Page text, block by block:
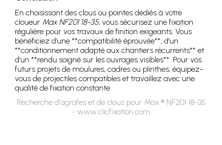
En choisissant des clous ou pointes dédiés à votre
cloueur Max NF201 18-35, vous sécurisez une fixation
régulière pour vos travaux de finition exigeants. Vous
bénéficiez d’une **compatibilité éprouvée**, d’un
**conditionnement adapté aux chantiers récurrents** et
d’un **rendu soigné sur les ouvrages visibles**. Pour vos
futurs projets de moulures, cadres ou plinthes, équipez-
vous de projectiles compatibles et travaillez avec une
qualité de fixation constante.
Recherche d'agrafes et de clous pour Max ® NF201 18-35
- www.clicfixation.com